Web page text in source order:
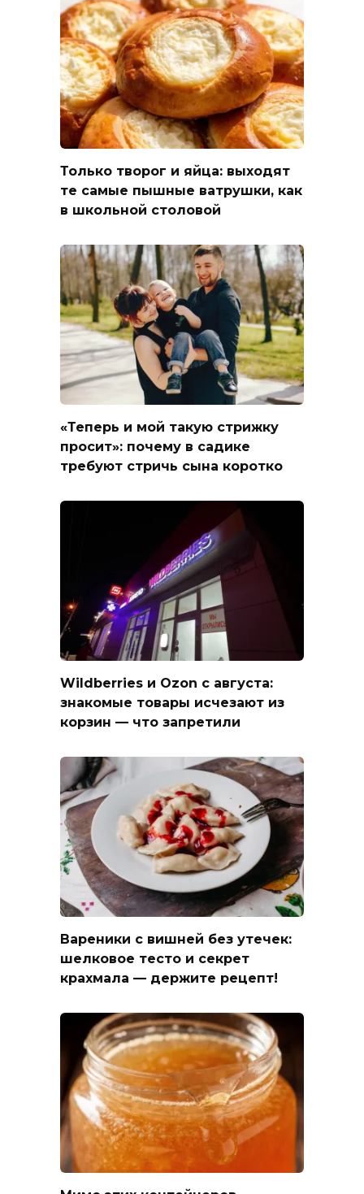
Только творог и яйца: выходят
те самые пышные ватрушки, как
в школьной столовой
«Теперь и мой такую стрижку
просит»: почему в садике
требуют стричь сына коротко
Wildberries и Ozon с августа:
знакомые товары исчезают из
корзин — что запретили
Вареники с вишней без утечек:
шелковое тесто и секрет
крахмала — держите рецепт!